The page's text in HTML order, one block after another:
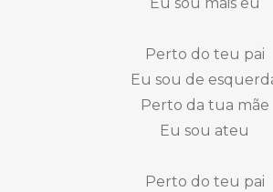
Perto do teu pai
Eu sou de
Perto da tua mãe
Eu sou ateu
Perto do teu pai